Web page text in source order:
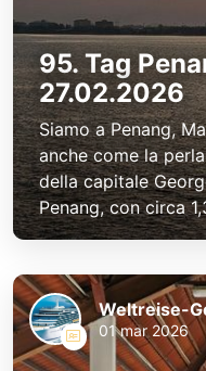
95. Tag
27.02.2026
Siamo a Penang,
anche come la
della capitale
Penang, con circa
Weltreise-
01 mar 2026